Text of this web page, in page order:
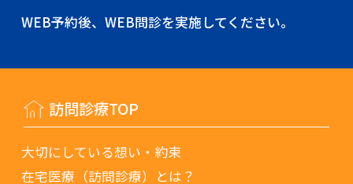
WEB予約後、WEB問診を実施してください。
訪問診療TOP
大切にしている想い・約束
在宅医療（訪問診療）とは？